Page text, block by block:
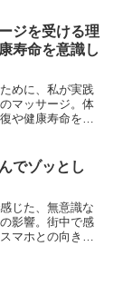
ジを受ける理
寿命を意識し
めに、私が実践
マッサージ。体
や健康寿命を意
でゾッとし
じた、無意識な
影響。街中で感
マホとの向き合